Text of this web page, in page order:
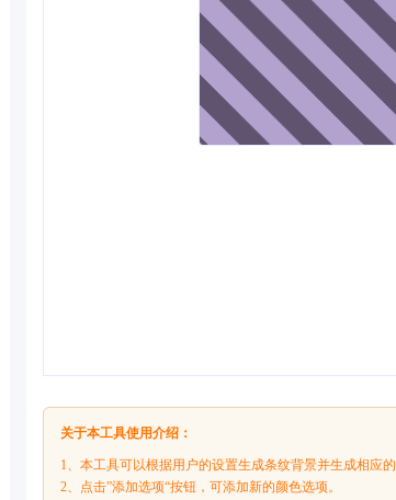
关于本工具使用介绍：
1、本工具可以根据用户的设置生成条纹背景并生成相应的
2、点击”添加选项“按钮，可添加新的颜色选项。